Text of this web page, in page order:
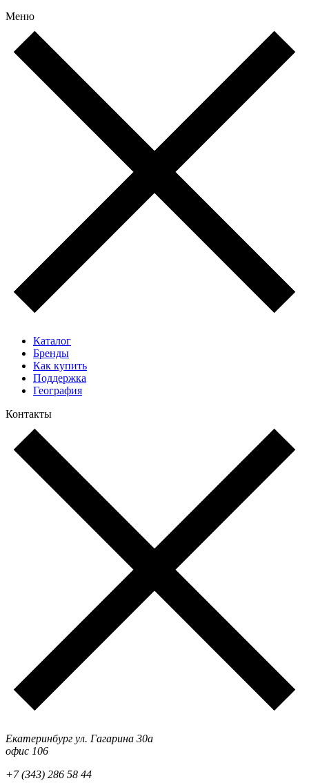
Меню
Каталог
Бренды
Как купить
Поддержка
География
Контакты
Екатеринбург ул. Гагарина 30а
офис 106
+7 (343) 286 58 44